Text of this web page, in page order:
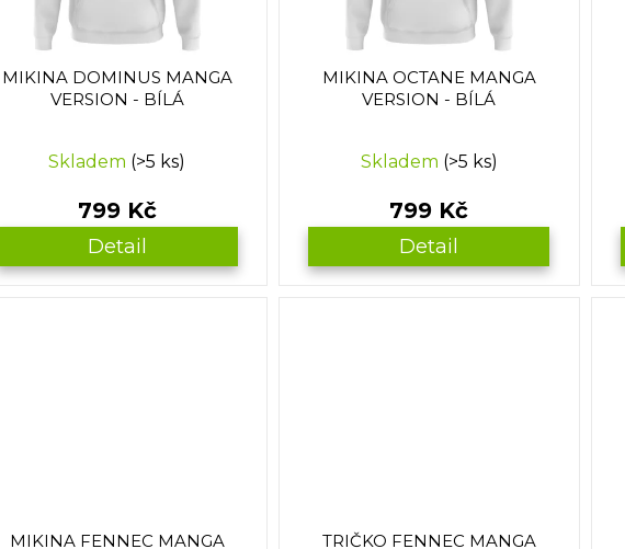
MIKINA DOMINUS MANGA
VERSION - BÍLÁ
Skladem (>5 ks)
799 Kč
Detail
MIKINA OCTANE MANGA
VERSION - BÍLÁ
Skladem (>5 ks)
799 Kč
Detail
MIKINA FENNEC MANGA
TRIČKO FENNEC MANGA